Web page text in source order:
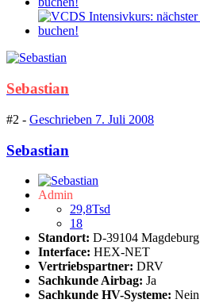
Sebastian
#2 - Geschrieben 7. Juli 2008
Sebastian
Admin
29,8Tsd
18
Standort: D-39104 Magdeburg
Interface: HEX-NET
Vertriebspartner: DRV
Sachkunde Airbag: Ja
Sachkunde HV-Systeme: Nein